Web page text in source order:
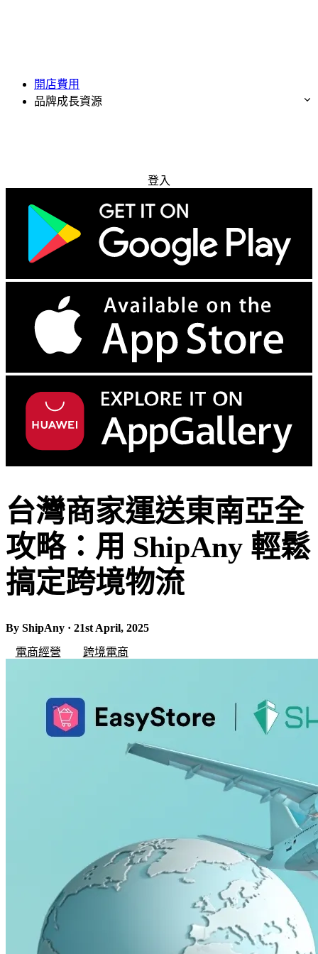
開店費用
品牌成長資源
登入
台灣商家運送東南亞全
攻略：用 ShipAny 輕鬆
搞定跨境物流
By ShipAny · 21st April, 2025
電商經營
跨境電商